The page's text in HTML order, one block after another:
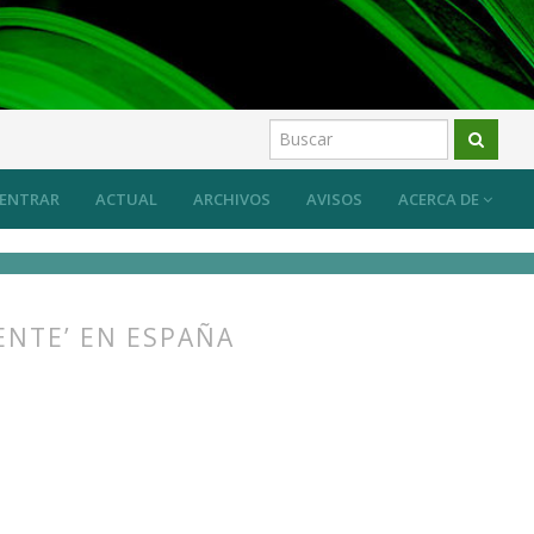
ACTUAL ARCHIVOS AVISOS ACERCA DE
ENTRAR
EN ESPAÑA